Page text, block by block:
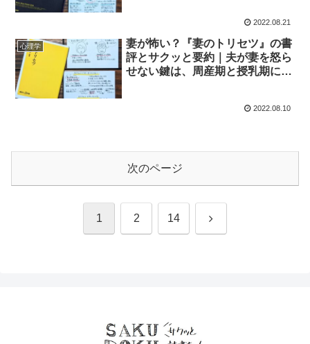
2022.08.21
心理学
妻が怖い？『妻のトリセツ』の書
評とサクッと要約｜夫が妻を怒ら
せない鍵は、周産期と授乳期にあ
2022.08.10
次のページ
1 2 14 次